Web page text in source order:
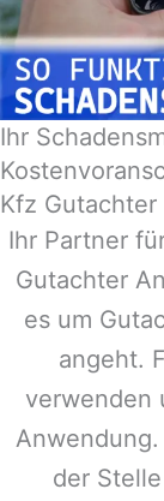
Ihr
Kfz Gutachter
Ihr Partner
Gutachter
es um
angeht.
verwenden
der